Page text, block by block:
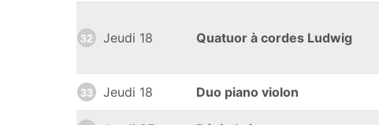
32 Jeudi 18 Quatuor à cordes Ludwig
33 Jeudi 18 Duo piano violon